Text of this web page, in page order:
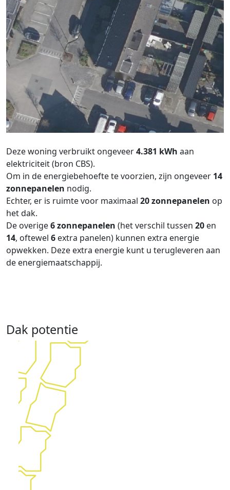
Deze woning verbruikt ongeveer4.381 kWh aan
elektriciteit (bron CBS).
Om in de energiebehoefte te voorzien, zijn ongeveer 14
zonnepanelen nodig.
Echter, er is ruimte voor maximaal 20 zonnepanelen op
het dak.
De overige6 zonnepanelen (het verschil tussen 20 en
14, oftewel 6 extra panelen) kunnen extra energie
opwekken. Deze extra energie kunt u terugleveren aan
de energiemaatschappij.
Dak potentie